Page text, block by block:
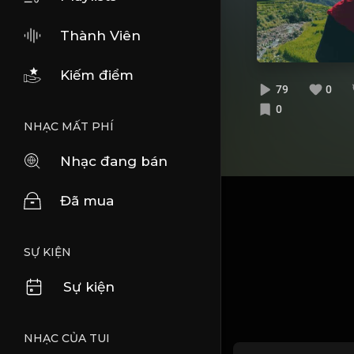
Thành Viên
Kiếm điểm
NHẠC MẤT PHÍ
Nhạc đang bán
Đã mua
SỰ KIỆN
Sự kiện
NHẠC CỦA TUI
79
0
0